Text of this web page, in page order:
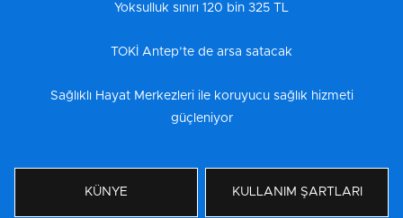
Yoksulluk sınırı 120 bin 325 TL
TOKİ Antep’te de arsa satacak
Sağlıklı Hayat Merkezleri ile koruyucu sağlık hizmeti
güçleniyor
KÜNYE KULLANIM ŞARTLARI